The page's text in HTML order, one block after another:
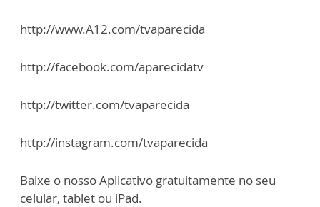
http://www.A12.com/tvaparecida
http://facebook.com/aparecidatv
http://twitter.com/tvaparecida
http://instagram.com/tvaparecida
Baixe o nosso Aplicativo gratuitamente no seu
celular, tablet ou iPad.